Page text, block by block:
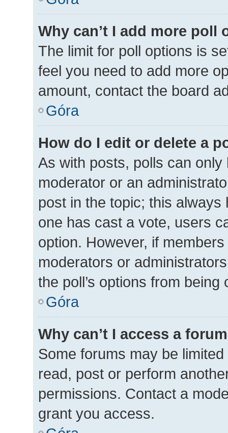
Why can’t I add more poll
The limit for poll options is
feel you need to add more
amount, contact the board
Góra
How do I edit or delete a
As with posts, polls can
moderator or an
post in the topic; this
one has cast a vote, users
option. However, if
moderators or
the poll’s options from
Góra
Why can’t I access a
Some forums may be
read, post or perform
permissions. Contact a
grant you access.